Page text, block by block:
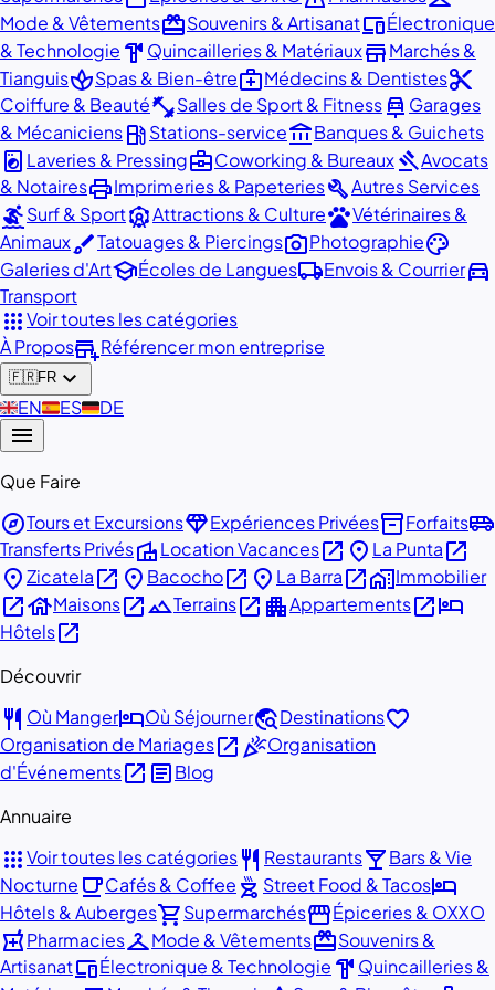
Mode & VêtementsredeemSouvenirs & ArtisanatdevicesÉlectronique
& Technologie hardware Quincailleries & MatériauxstoreMarchés &
TianguisspaSpas & Bien-êtremedical_servicesMédecins & Dentistescontent_cut
Coiffure & Beautéfitness_centerSalles de Sport & Fitnesscar_repair Garages
& Mécanicienslocal_gas_stationStations-serviceaccount_balanceBanques & Guichets
local_laundry_service Laveries & Pressingbusiness_centerCoworking & BureauxgavelAvocats
& NotairesprintImprimeries & PapeteriesbuildAutres Services
surfingSurf & SportattractionsAttractions & CulturepetsVétérinaires &
AnimauxbrushTatouages & Piercingsphoto_cameraPhotographiepalette
Galeries d'ArtschoolÉcoles de Langueslocal_shippingEnvois & Courrierdirections_car
Transport
appsVoir toutes les catégories
À Proposadd_businessRéférencer mon entreprise
🇫🇷FR expand_more
🇬🇧EN🇪🇸ES🇩🇪DE
menu
Que Faire
exploreTours et ExcursionsdiamondExpériences Privéesinventory_2Forfaitsairport_shuttle
Transferts PrivésvillaLocation Vacancesopen_in_new place La Puntaopen_in_new
placeZicatelaopen_in_new place Bacochoopen_in_new place La Barraopen_in_newhome_workImmobilier
open_in_newhouseMaisonsopen_in_newlandscapeTerrainsopen_in_new apartmentAppartementsopen_in_newhotel
Hôtelsopen_in_new
Découvrir
restaurant Où MangerhotelOù Séjournertravel_exploreDestinationsfavorite
Organisation de Mariagesopen_in_newcelebrationOrganisation
d'Événementsopen_in_new articleBlog
Annuaire
appsVoir toutes les catégoriesrestaurant Restaurantslocal_barBars & Vie
Nocturne local_cafeCafés & Coffee outdoor_grill Street Food & Tacoshotel
Hôtels & Aubergesshopping_cartSupermarchésstorefrontÉpiceries & OXXO
local_pharmacyPharmaciescheckroomMode & VêtementsredeemSouvenirs &
ArtisanatdevicesÉlectronique & Technologie hardware Quincailleries &